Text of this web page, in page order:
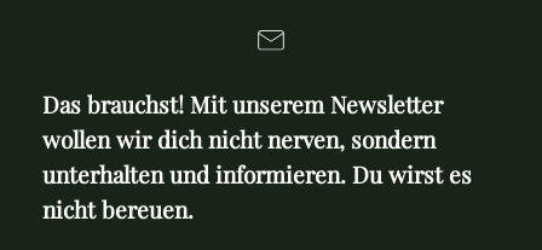
Das brauchst! Mit unserem Newsletter
wollen wir dich nicht nerven, sondern
unterhalten und informieren. Du wirst es
nicht bereuen.